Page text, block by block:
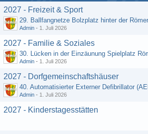
2027 - Freizeit & Sport
29. Ballfangnetze Bolzplatz hinter der
Admin - 1. Juli 2026
2027 - Familie & Soziales
30. Lücken in der Einzäunung Spielplatz
Admin - 1. Juli 2026
2027 - Dorfgemeinschaftshäuser
Admin - 1. Juli 2026
2027 - Kinderstagesstätten